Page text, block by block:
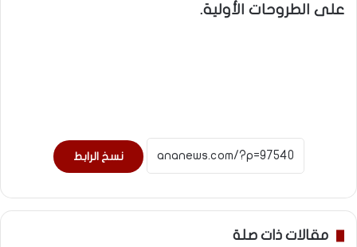
على الطروحات الأولية.
نسخ الرابط
مقالات ذات صلة